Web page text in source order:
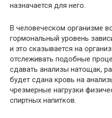
назначается для него.
В человеческом организме
гормональный уровень
и это сказывается на
отслеживать подобные
сдавать анализы натощак,
будет сдана кровь на
чрезмерные нагрузки
спиртных напитков.